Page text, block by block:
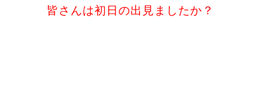
皆さんは初日の出見ましたか？